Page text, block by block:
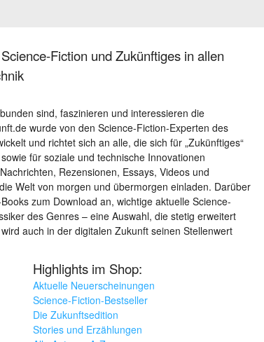
Fiction und Zukünftiges in allen
sind, faszinieren und interessieren die
wurde von den Science-Fiction-Experten des
und richtet sich an alle, die sich für „Zukünftiges“
für soziale und technische Innovationen
Rezensionen, Essays, Videos und
Welt von morgen und übermorgen einladen. Darüber
zum Download an, wichtige aktuelle Science-
des Genres – eine Auswahl, die stetig erweitert
auch in der digitalen Zukunft seinen Stellenwert
Highlights im Shop:
Aktuelle Neuerscheinungen
Science-Fiction-Bestseller
Die Zukunftsedition
Stories und Erzählungen